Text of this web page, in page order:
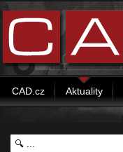
CAD.cz Aktuality